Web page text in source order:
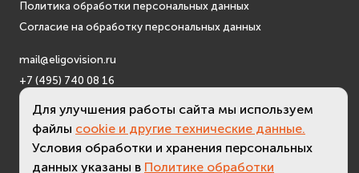
osgViewer
bullet
Фаиловая система (File System)
fs
ios
Сеть (Network)
Политика обработки персональных данных
Согласие на обработку персональных данных
mail@eligovision.ru
+7 (495) 740 08 16
© ООО "ЭлигоВижн", 2005-2026
Для улучшения работы сайта мы используем
файлы cookie и другие технические данные.
Условия обработки и хранения персональных
данных указаны в Политике обработки